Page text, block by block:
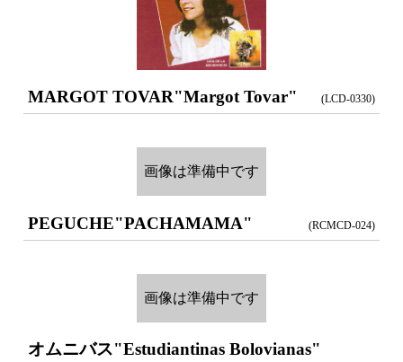
MARGOT TOVAR"Margot Tovar" (LCD-0330)
画像は準備中です
PEGUCHE"PACHAMAMA" (RCMCD-024)
画像は準備中です
オムニバス"Estudiantinas Bolovianas"